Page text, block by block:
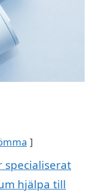
specialiserat
hjälpa till